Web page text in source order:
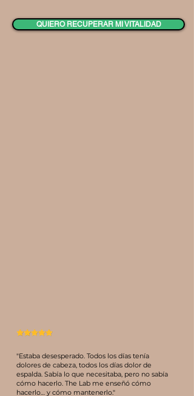
QUIERO RECUPERAR MI VITALIDAD
"Estaba desesperado. Todos los días tenía
dolores de cabeza, todos los días dolor de
espalda. Sabía lo que necesitaba, pero no sabía
cómo hacerlo. The Lab me enseñó cómo
hacerlo… y cómo mantenerlo."